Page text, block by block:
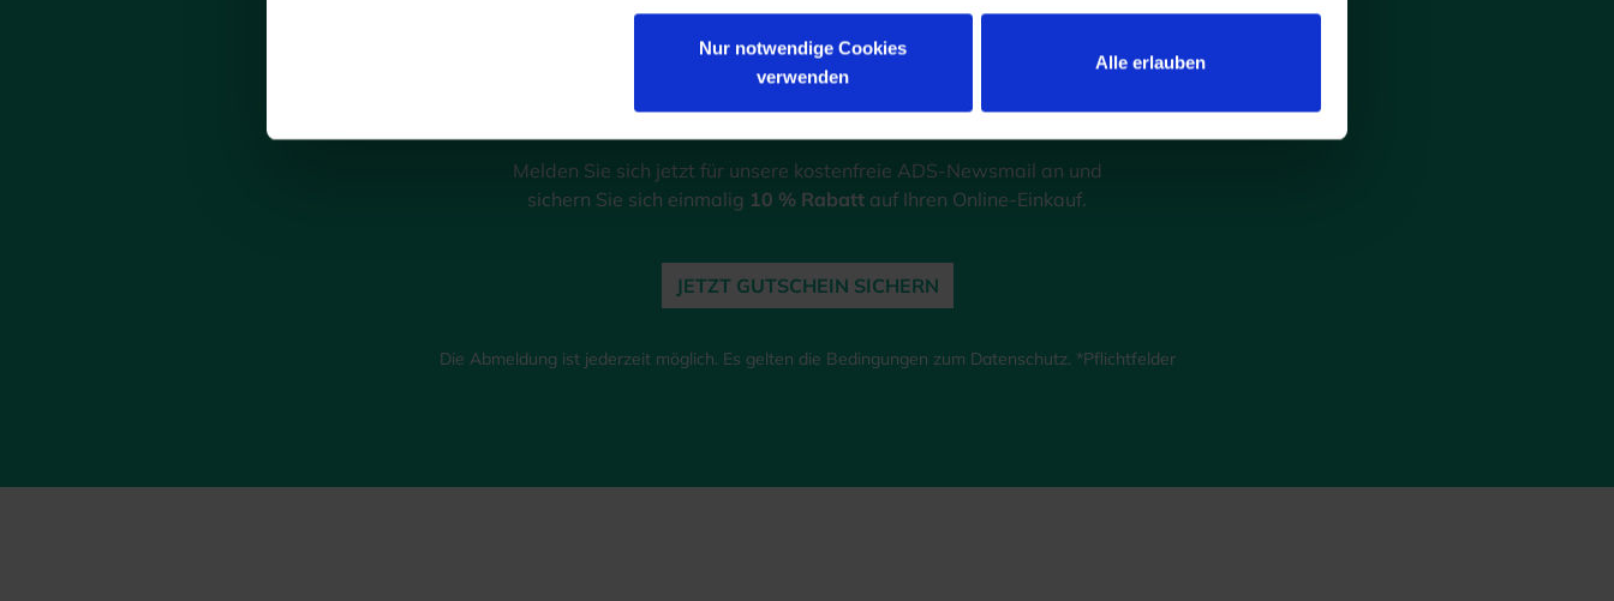
Nur notwendige Cookies
verwenden
Alle erlauben
ADS-Newsmail
Melden Sie sich jetzt für unsere kostenfreie ADS-Newsmail an und
sichern Sie sich einmalig 10 % Rabatt auf Ihren Online-Einkauf.
JETZT GUTSCHEIN SICHERN
Die Abmeldung ist jederzeit möglich. Es gelten die Bedingungen zum Datenschutz. *Pflichtfelder